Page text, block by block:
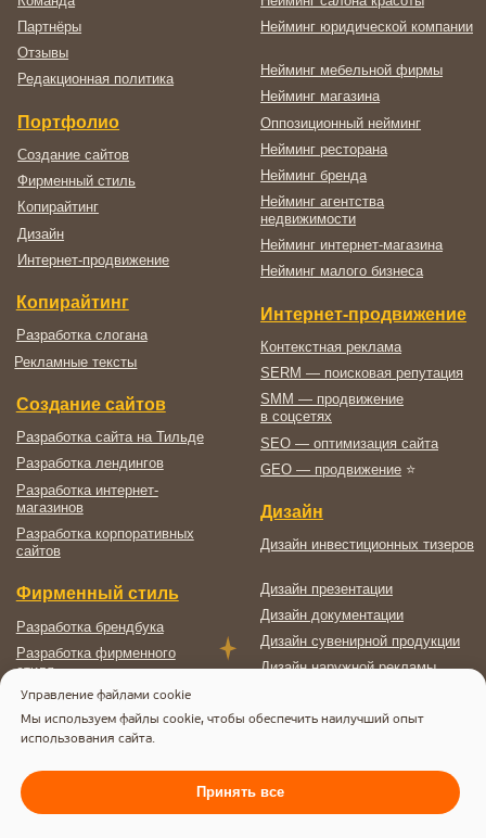
Управление файлами cookie
Мы используем файлы cookie, чтобы обеспечить наилучший опыт
использования сайта.
Принять все